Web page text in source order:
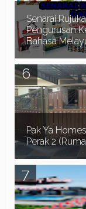
di negeri...
Senarai
Pengurusan
Bahasa
Assalamualaikum
dahulu kami ingin
ke Blog
Pak Ya
Perak 2
Sekiranya anda
sekitar kawasan
Iskandar Perak ,